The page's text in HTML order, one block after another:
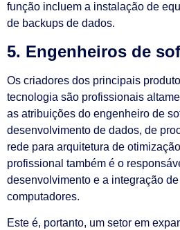
função incluem a instalação de
de backups de dados.
5. Engenheiros de
Os criadores dos principais
tecnologia são profissionais
as atribuições do engenheiro de
desenvolvimento de dados, de
rede para arquitetura de
profissional também é o
desenvolvimento e a integração
computadores.
Este é, portanto, um setor em